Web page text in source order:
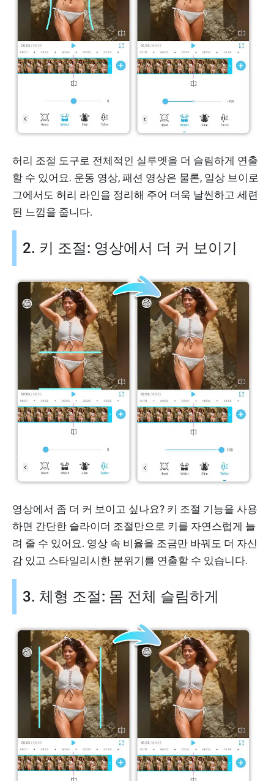
허리 조절 도구로 전체적인 실루엣을 더 슬림하게 연출
할 수 있어요. 운동 영상, 패션 영상은 물론, 일상 브이로
그에서도 허리 라인을 정리해 주어 더욱 날씬하고 세련
된 느낌을 줍니다.
2. 키 조절: 영상에서 더 커 보이기
영상에서 좀 더 커 보이고 싶나요? 키 조절 기능을 사용
하면 간단한 슬라이더 조절만으로 키를 자연스럽게 늘
려 줄 수 있어요. 영상 속 비율을 조금만 바꿔도 더 자신
감 있고 스타일리시한 분위기를 연출할 수 있습니다.
3. 체형 조절: 몸 전체 슬림하게